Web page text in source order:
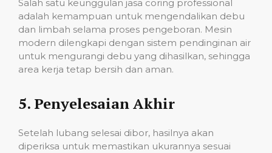
Salah satu keunggulan jasa coring professional
adalah kemampuan untuk mengendalikan debu
dan limbah selama proses pengeboran. Mesin
modern dilengkapi dengan sistem pendinginan air
untuk mengurangi debu yang dihasilkan, sehingga
area kerja tetap bersih dan aman.
5. Penyelesaian Akhir
Setelah lubang selesai dibor, hasilnya akan
diperiksa untuk memastikan ukurannya sesuai